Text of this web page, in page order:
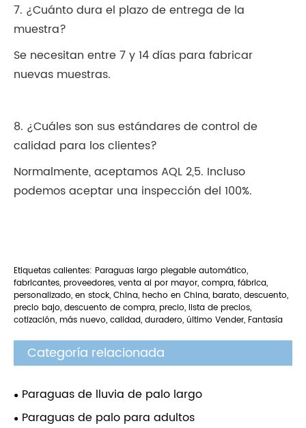
7. ¿Cuánto dura el plazo de entrega de la
muestra?
Se necesitan entre 7 y 14 días para fabricar
nuevas muestras.
8. ¿Cuáles son sus estándares de control de
calidad para los clientes?
Normalmente, aceptamos AQL 2,5. Incluso
podemos aceptar una inspección del 100%.
Etiquetas calientes: Paraguas largo plegable automático,
fabricantes, proveedores, venta al por mayor, compra, fábrica,
personalizado, en stock, China, hecho en China, barato, descuento,
precio bajo, descuento de compra, precio, lista de precios,
cotización, más nuevo, calidad, duradero, último Vender, Fantasía
Categoría relacionada
Paraguas de lluvia de palo largo
Paraguas de palo para adultos